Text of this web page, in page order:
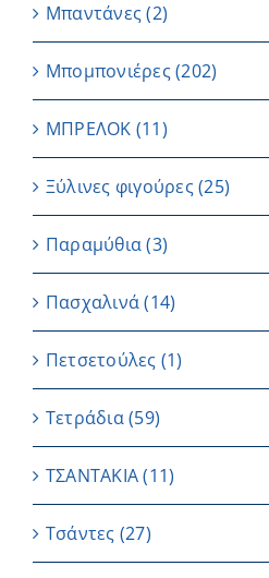
Μπαντάνες (2)
Μπομπονιέρες(202)
ΜΠΡΕΛΟΚ (11)
Ξύλινες φιγούρες(25)
Παραμύθια (3)
Πασχαλινά (14)
Πετσετούλες (1)
Τετράδια(59)
ΤΣΑΝΤΑΚΙΑ (11)
Τσάντες (27)